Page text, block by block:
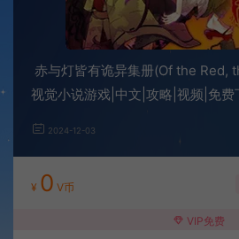
赤与灯皆有诡异集册(Of the Red,
视觉小说游戏|中文|攻略|视频|免费
2024-12-03
¥ 0 V币
VIP免费